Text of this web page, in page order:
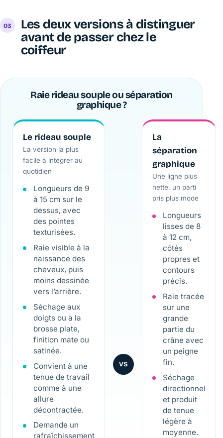
Les deux versions à distinguer
avant de passer chez le
coiffeur
Raie rideau souple ou séparation
graphique ?
Le rideau souple
La version la plus
facile à intégrer au
quotidien
Longueurs de 9
à 15 cm sur le
dessus, avec
des pointes
texturisées.
Raie visible à la
naissance des
cheveux, puis
moins dessinée
vers l’arrière.
Séchage aux
doigts ou à la
brosse plate,
finition mate ou
satinée.
Convient à une
tenue de travail
comme à une
allure
décontractée.
Demande un
rafraîchissement
VS
La
séparation
graphique
Une ligne plus
nette, un parti
pris plus mode
Longueurs
lisses de 8
à 12 cm,
côtés
propres et
contours
précis.
Raie tracée
sur une
grande
partie du
crâne avec
un peigne
fin.
Séchage
directionnel
et produit
de tenue
légère à
moyenne.